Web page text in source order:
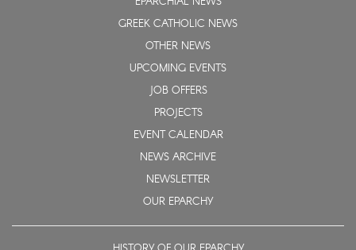
GREEK CATHOLIC NEWS
OTHER NEWS
UPCOMING EVENTS
JOB OFFERS
PROJECTS
EVENT CALENDAR
NEWS ARCHIVE
NEWSLETTER
OUR EPARCHY